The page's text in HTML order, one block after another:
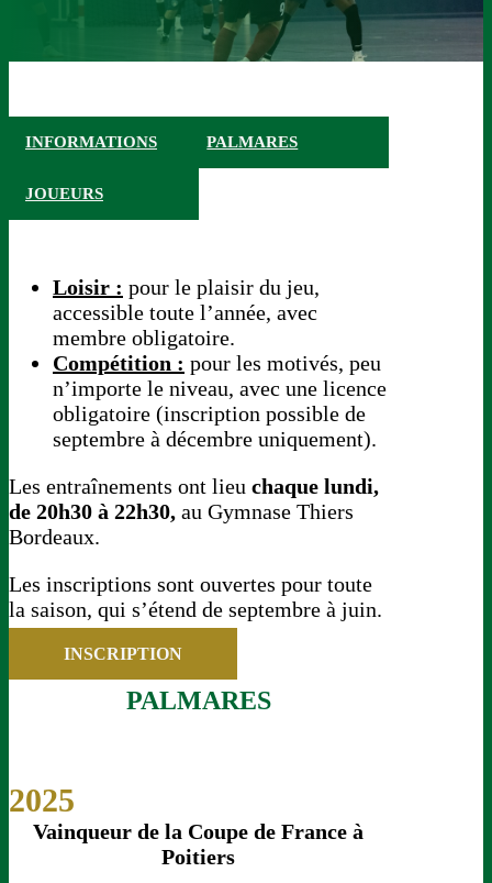
INFORMATIONS PALMARES
JOUEURS
Loisir : pour le plaisir du jeu,
accessible toute l’année, avec
membre obligatoire.
Compétition : pour les motivés, peu
n’importe le niveau, avec une licence
obligatoire (inscription possible de
septembre à décembre uniquement).
Les entraînements ont lieu chaque lundi,
de 20h30 à 22h30, au Gymnase Thiers
Bordeaux.
Les inscriptions sont ouvertes pour toute
la saison, qui s’étend de septembre à juin.
INSCRIPTION
PALMARES
2025
Vainqueur de la Coupe de France à
Poitiers